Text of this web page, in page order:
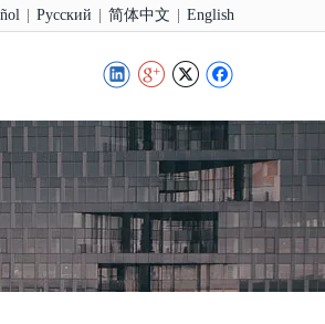
Pусский 简体中文 English